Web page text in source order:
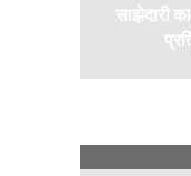
साझेदारी